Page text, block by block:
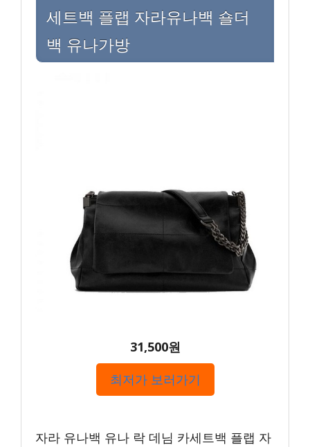
세트백 플랩 자라유나백 숄더
백 유나가방
31,500원
최저가 보러가기
자라 유나백 유나 락 데님 카세트백 플랩 자